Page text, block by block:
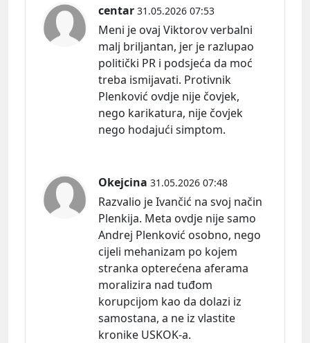
centar 31.05.2026 07:53
Meni je ovaj Viktorov verbalni
malj briljantan, jer je razlupao
politički PR i podsjeća da moć
treba ismijavati. Protivnik
Plenković ovdje nije čovjek,
nego karikatura, nije čovjek
nego hodajući simptom.
Okejcina 31.05.2026 07:48
Razvalio je Ivančić na svoj način
Plenkija. Meta ovdje nije samo
Andrej Plenković osobno, nego
cijeli mehanizam po kojem
stranka opterećena aferama
moralizira nad tuđom
korupcijom kao da dolazi iz
samostana, a ne iz vlastite
kronike USKOK-a.